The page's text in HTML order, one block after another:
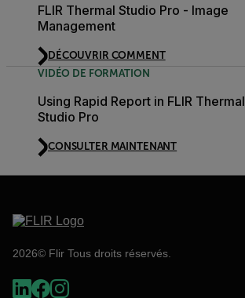
FLIR Thermal Studio Pro - Image
Management
DÉCOUVRIR COMMENT
VIDÉO DE FORMATION
Using Rapid Report in FLIR Thermal
Studio Pro
CONSULTER MAINTENANT
2026© Flir Tous droits réservés.